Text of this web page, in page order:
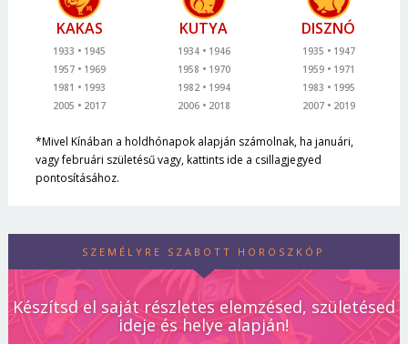
KAKAS
1933
1945
1957
1969
1981
1993
2005
2017
KUTYA
1934
1946
1958
1970
1982
1994
2006
2018
DISZNÓ
1935
1947
1959
1971
1983
1995
2007
2019
*Mivel Kínában a holdhónapok alapján számolnak, ha januári,
vagy februári születésű vagy, kattints ide a csillagjegyed
pontosításához.
SZEMÉLYRE SZABOTT HOROSZKÓP
Készítsd el saját részletes elemzésed, születésed
ideje és helye alapján!